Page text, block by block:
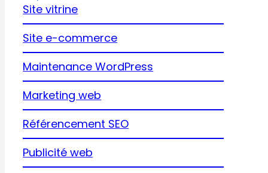
Site vitrine
Site e-commerce
Maintenance WordPress
Marketing web
Référencement SEO
Publicité web